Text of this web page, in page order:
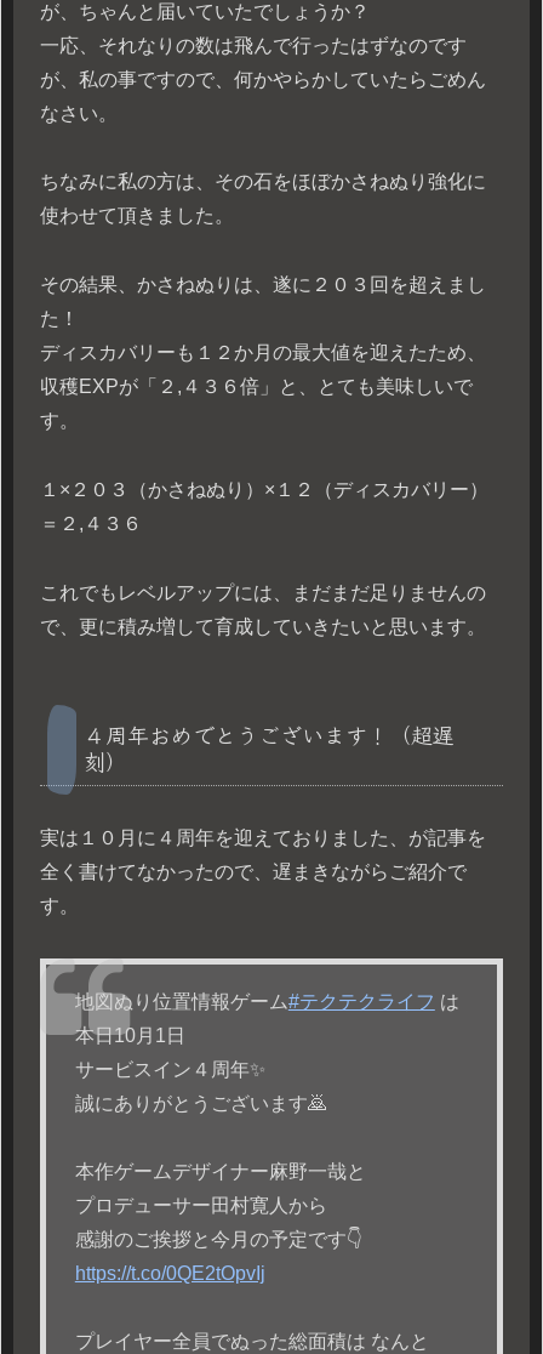
が、ちゃんと届いていたでしょうか？
一応、それなりの数は飛んで行ったはずなのです
が、私の事ですので、何かやらかしていたらごめん
なさい。
ちなみに私の方は、その石をほぼかさねぬり強化に
使わせて頂きました。
その結果、かさねぬりは、遂に２０３回を超えまし
た！
ディスカバリーも１２か月の最大値を迎えたため、
収穫EXPが「２,４３６倍」と、とても美味しいで
す。
１×２０３（かさねぬり）×１２（ディスカバリー）
＝２,４３６
これでもレベルアップには、まだまだ足りませんの
で、更に積み増して育成していきたいと思います。
４周年おめでとうございます！（超遅
刻）
実は１０月に４周年を迎えておりました、が記事を
全く書けてなかったので、遅まきながらご紹介で
す。
地図ぬり位置情報ゲーム#テクテクライフ は
本日10月1日
サービスイン４周年✨
誠にありがとうございます🙇
本作ゲームデザイナー麻野一哉と
プロデューサー田村寛人から
感謝のご挨拶と今月の予定です👇
https://t.co/0QE2tOpvIj
プレイヤー全員でぬった総面積は なんと